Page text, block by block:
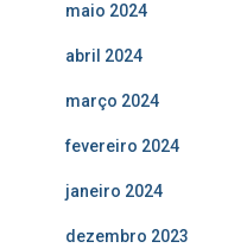
maio 2024
abril 2024
março 2024
fevereiro 2024
janeiro 2024
dezembro 2023